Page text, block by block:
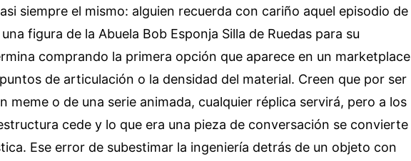
siempre el mismo: alguien recuerda con cariño aquel episodio de
figura de la Abuela Bob Esponja Silla de Ruedas para su
comprando la primera opción que aparece en un marketplace
de articulación o la densidad del material. Creen que por ser
meme o de una serie animada, cualquier réplica servirá, pero a los
cede y lo que era una pieza de conversación se convierte
Ese error de subestimar la ingeniería detrás de un objeto con